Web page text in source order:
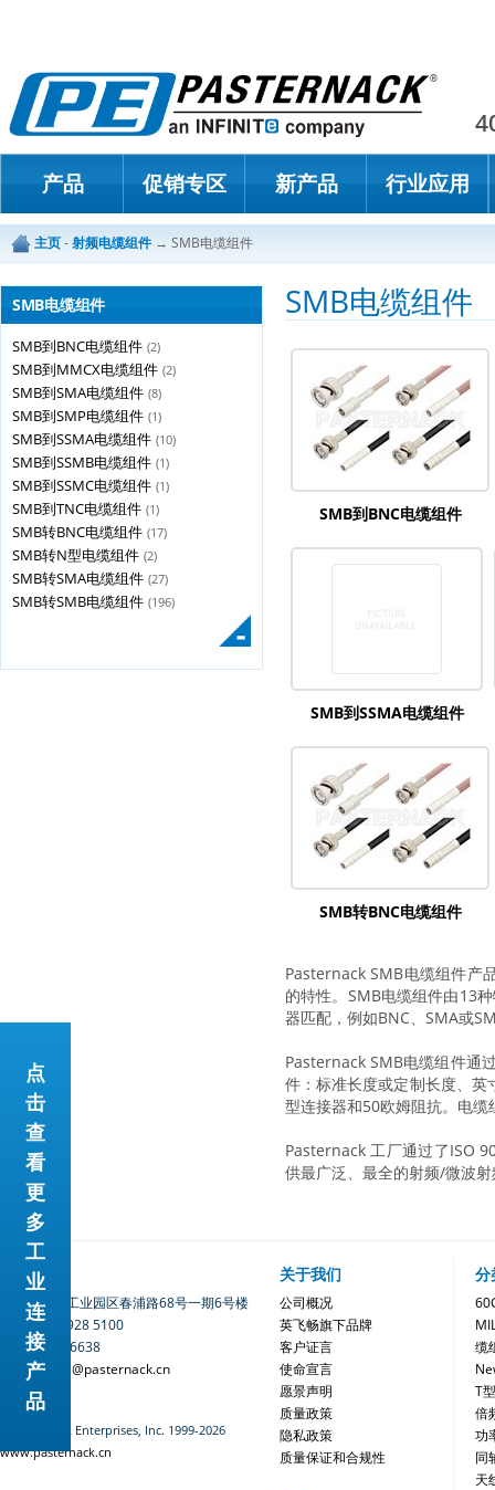
产品 促销专区 新产品 行业应用
主页-射频电缆组件→ SMB电缆组件
SMB电缆组件
SMB到BNC电缆组件 (2)
SMB到MMCX电缆组件 (2)
SMB到SMA电缆组件 (8)
SMB到SMP电缆组件 (1)
SMB到SSMA电缆组件 (10)
SMB到SSMB电缆组件 (1)
SMB到SSMC电缆组件 (1)
SMB到TNC电缆组件 (1)
SMB转BNC电缆组件 (17)
SMB转N型电缆组件 (2)
SMB转SMA电缆组件 (27)
SMB转SMB电缆组件 (196)
SMB电缆组件
SMB到BNC电缆组件
SMB到SSMA电缆组件
SMB转BNC电缆组件
Pasternack SMB电缆组件产
的特性。SMB电缆组件由13
器匹配，例如BNC、SMA或
Pasternack SMB电缆组件通
件：标准长度或定制长度、英
型连接器和50欧姆阻抗。电
Pasternack 工厂通过了ISO
供最广泛、最全的射频/微波
联系我们
地址：苏州工业园区春浦路68号一期6号楼
电话：400 928 5100
0512-6280 6638
电邮：sales@pasternack.cn
©Pasternack Enterprises, Inc. 1999-2026
www.pasternack.cn
关于我们
公司概况
英飞畅旗下品牌
客户证言
使命宣言
愿景声明
质量政策
隐私政策
质量保证和合规性
分
缆
T
倍
功
同
天
点
击
查
看
更
多
工
业
连
接
产
品